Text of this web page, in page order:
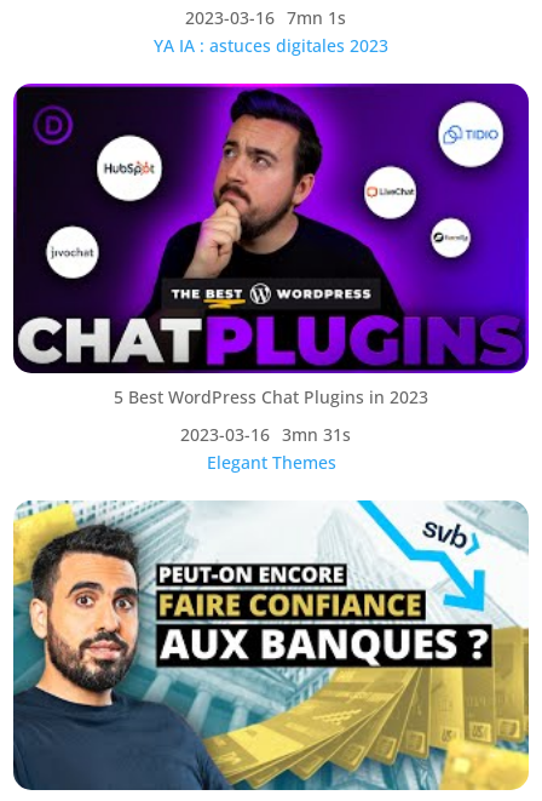
2023-03-16 7mn 1s
YA IA : astuces digitales 2023
5 Best WordPress Chat Plugins in 2023
2023-03-16 3mn 31s
Elegant Themes